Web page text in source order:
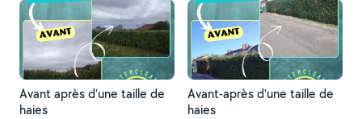
Avant après d'une taille de
haies
Avant-après d'une taille de
haies